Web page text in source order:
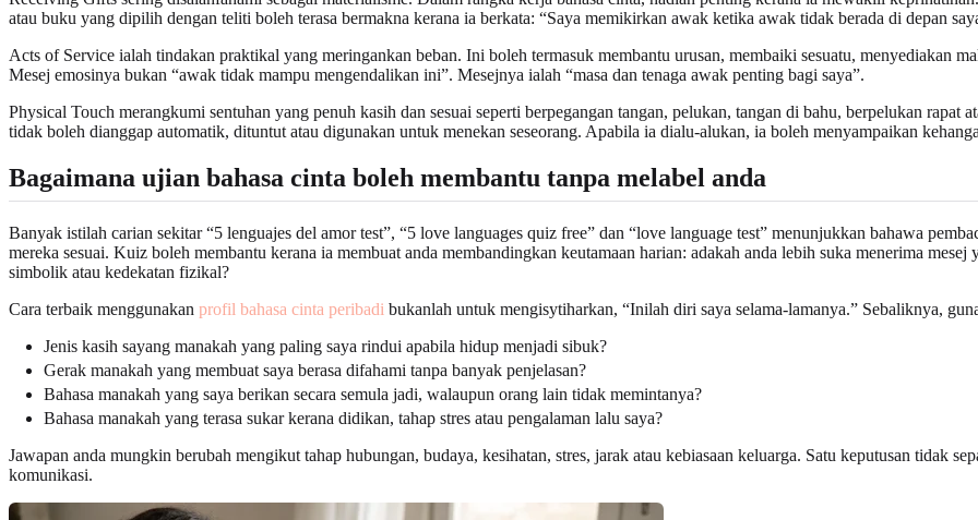
atau buku yang dipilih dengan teliti boleh terasa bermakna kerana ia berkata: “Saya memikirkan awak ketika awak tidak berada di depan
Acts of Service ialah tindakan praktikal yang meringankan beban. Ini boleh termasuk membantu urusan, membaiki sesuatu, menyediakan
Mesej emosinya bukan “awak tidak mampu mengendalikan ini”. Mesejnya ialah “masa dan tenaga awak penting bagi saya”.
Physical Touch merangkumi sentuhan yang penuh kasih dan sesuai seperti berpegangan tangan, pelukan, tangan di bahu, berpelukan rapat
tidak boleh dianggap automatik, dituntut atau digunakan untuk menekan seseorang. Apabila ia dialu-alukan, ia boleh menyampaikan
Bagaimana ujian bahasa cinta boleh membantu tanpa melabel anda
Banyak istilah carian sekitar “5 lenguajes del amor test”, “5 love languages quiz free” dan “love language test” menunjukkan bahawa
mereka sesuai. Kuiz boleh membantu kerana ia membuat anda membandingkan keutamaan harian: adakah anda lebih suka menerima mesej
simbolik atau kedekatan fizikal?
Cara terbaik menggunakan profil bahasa cinta peribadi bukanlah untuk mengisytiharkan, “Inilah diri saya selama-lamanya.” Sebaliknya,
Jenis kasih sayang manakah yang paling saya rindui apabila hidup menjadi sibuk?
Gerak manakah yang membuat saya berasa difahami tanpa banyak penjelasan?
Bahasa manakah yang saya berikan secara semula jadi, walaupun orang lain tidak memintanya?
Bahasa manakah yang terasa sukar kerana didikan, tahap stres atau pengalaman lalu saya?
Jawapan anda mungkin berubah mengikut tahap hubungan, budaya, kesihatan, stres, jarak atau kebiasaan keluarga. Satu keputusan tidak
komunikasi.